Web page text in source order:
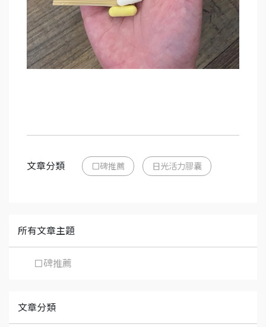
文章分類 口碑推薦 日光活力膠囊
所有文章主題
口碑推薦
文章分類